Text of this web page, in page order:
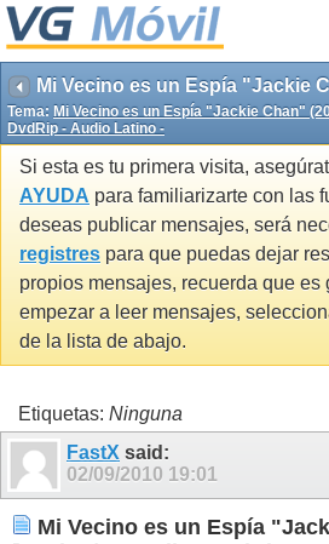
Tema: Mi Vecino es un Espía "Jackie Chan"
DvdRip - Audio Latino -
Si esta es tu primera visita,
AYUDA para familiarizarte con las
deseas publicar mensajes, será
registres para que puedas dejar
propios mensajes, recuerda que es
empezar a leer mensajes,
de la lista de abajo.
Etiquetas: Ninguna
FastX said:
02/09/2010 19:01
Mi Vecino es un Espía